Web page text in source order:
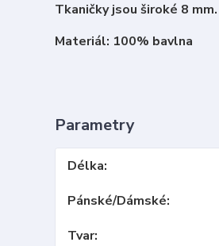
Tkaničky jsou široké 8 mm.
Materiál: 100% bavlna
Parametry
Délka
Pánské/Dámské
Tvar